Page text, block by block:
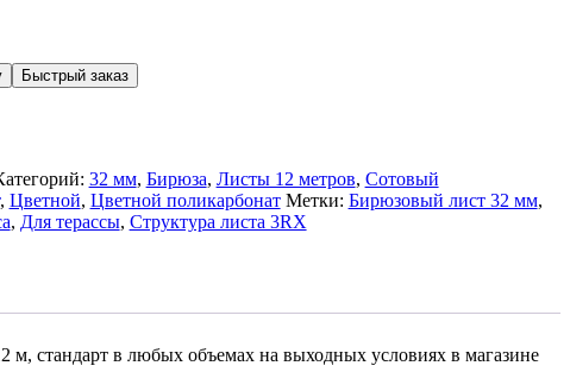
Быстрый заказ
32 мм, Бирюза, Листы 12 метров, Сотовый
, Цветной, Цветной поликарбонат Метки: Бирюзовый лист 32 мм,
, Для терассы, Структура листа 3RX
стандарт в любых объемах на выходных условиях в магазине